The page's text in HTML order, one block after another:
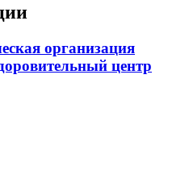
организация
центр